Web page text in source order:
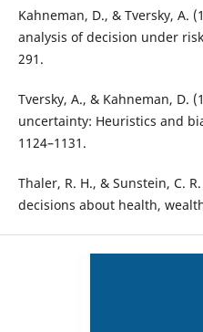
Kahneman, D., & Tversky, A.
analysis of decision under
291.
Tversky, A., & Kahneman, D.
uncertainty: Heuristics and
1124–1131.
Thaler, R. H., & Sunstein, C.
decisions about health,